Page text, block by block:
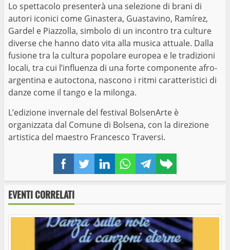
FacebookTwitterLinkedInWhatsAppTelegram
link
Lo spettacolo presenterà una selezione di brani di
autori iconici come Ginastera, Guastavino, Ramírez,
Gardel e Piazzolla, simbolo di un incontro tra culture
diverse che hanno dato vita alla musica attuale. Dalla
fusione tra la cultura popolare europea e le tradizioni
locali, tra cui l’influenza di una forte componente afro-
argentina e autoctona, nascono i ritmi caratteristici di
danze come il tango e la milonga.
L’edizione invernale del festival BolsenArte è
organizzata dal Comune di Bolsena, con la direzione
artistica del maestro Francesco Traversi.
EVENTI CORRELATI